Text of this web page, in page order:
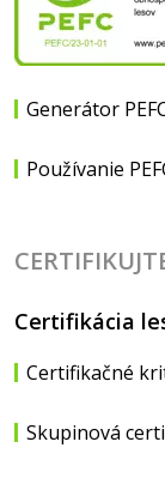
Generátor
Používanie
Certifikácia
Certifikačné
Skupinová